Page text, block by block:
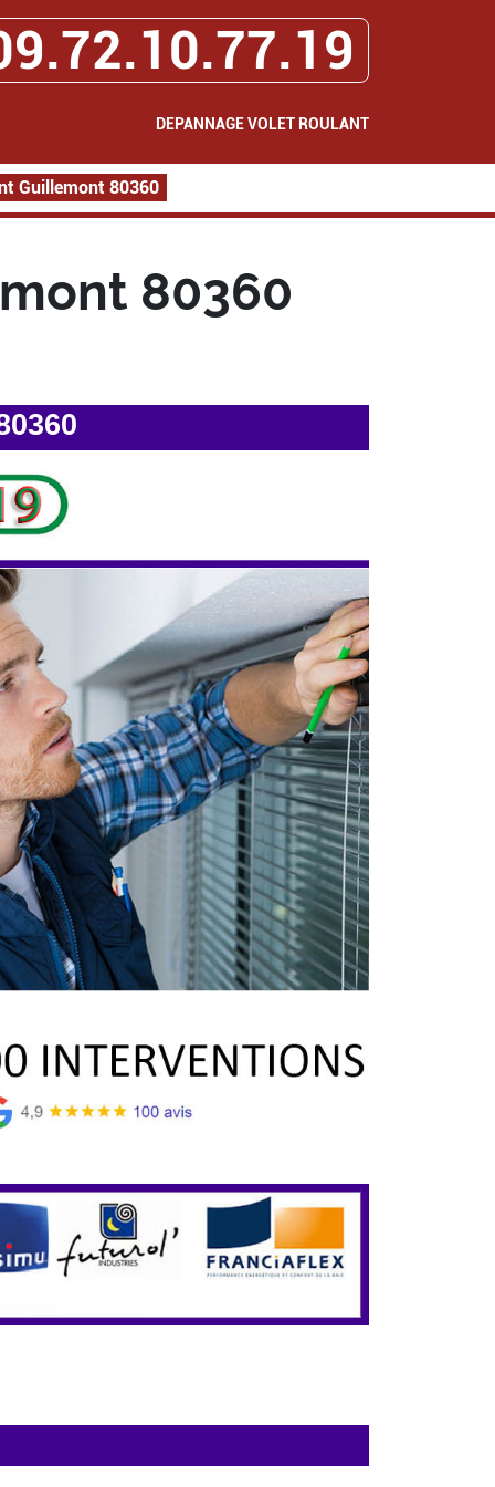
DEPANNAGE VOLET ROULANT
Guillemont 80360
80360